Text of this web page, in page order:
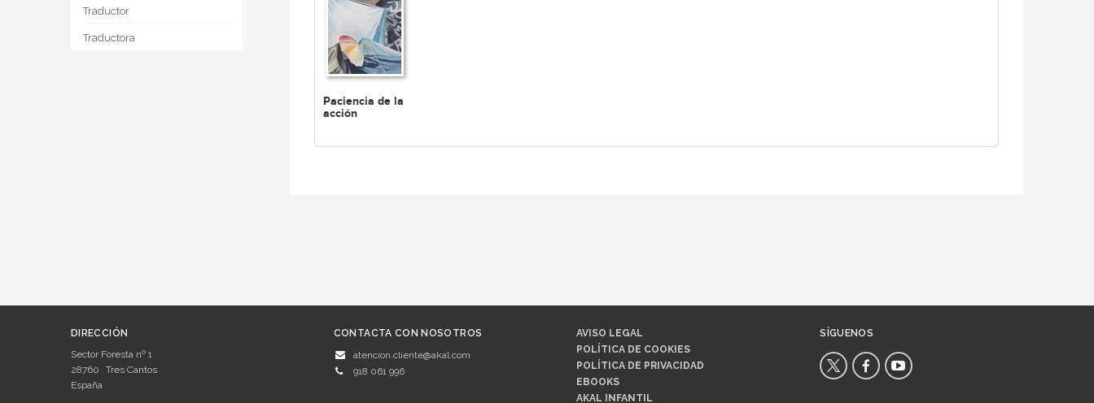
Traductor
Traductora
Paciencia de la
acción
DIRECCIÓN
Sector Foresta nº 1
28760
Tres Cantos
España
CONTACTA CON NOSOTROS
atencion.cliente@akal.com
918 061 996
AVISO LEGAL
POLÍTICA DE COOKIES
POLÍTICA DE PRIVACIDAD
EBOOKS
AKAL INFANTIL
SÍGUENOS